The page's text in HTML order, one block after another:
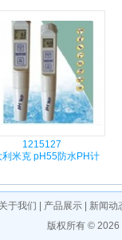
1215127
利米克 pH55防水PH计
关于我们 产品展示
新闻动
版权所有 © 2026